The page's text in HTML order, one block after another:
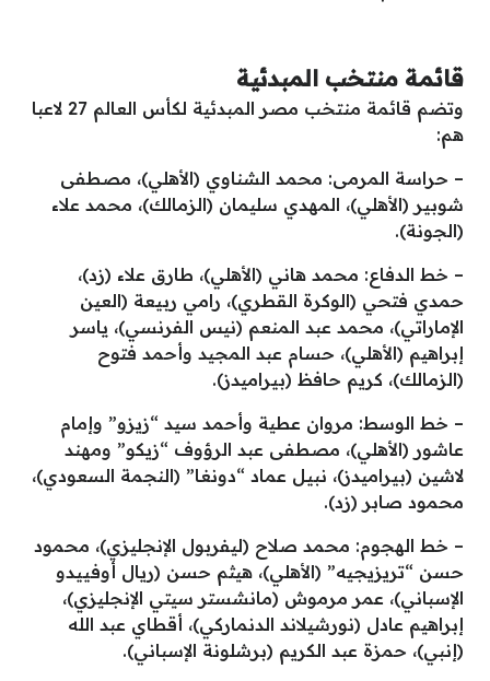
قائمة منتخب المبدئية
وتضم قائمة منتخب مصر المبدئية لكأس العالم 27 لاعبا
هم:
– حراسة المرمى: محمد الشناوي (الأهلي)، مصطفى
شوبير (الأهلي)، المهدي سليمان (الزمالك)، محمد علاء
(الجونة).
– خط الدفاع: محمد هاني (الأهلي)، طارق علاء (زد)،
حمدي فتحي (الوكرة القطري)، رامي ربيعة (العين
الإماراتي)، محمد عبد المنعم (نيس الفرنسي)، ياسر
إبراهيم (الأهلي)، حسام عبد المجيد وأحمد فتوح
(الزمالك)، كريم حافظ (بيراميدز).
– خط الوسط: مروان عطية وأحمد سيد “زيزو” وإمام
عاشور (الأهلي)، مصطفى عبد الرؤوف “زيكو” ومهند
لاشين (بيراميدز)، نبيل عماد “دونغا” (النجمة السعودي)،
محمود صابر (زد).
– خط الهجوم: محمد صلاح (ليفربول الإنجليزي)، محمود
حسن “تريزيجيه” (الأهلي)، هيثم حسن (ريال أوفييدو
الإسباني)، عمر مرموش (مانشستر سيتي الإنجليزي)،
إبراهيم عادل (نورشيلاند الدنماركي)، أقطاي عبد الله
(إنبي)، حمزة عبد الكريم (برشلونة الإسباني).